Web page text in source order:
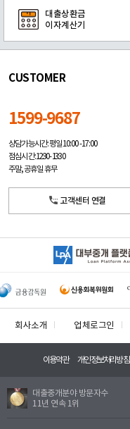
대출상환금
이자계산기
CUSTOMER
1599-9687
상담가능시간: 평일10:00 -17:00
점심시간: 12:30 - 13:30
주말, 공휴일 휴무
고객센터 연결
회사소개 업체로그인
이용약관 개인정보처리방침
대출중개분야 방문자수
11년 연속 1위